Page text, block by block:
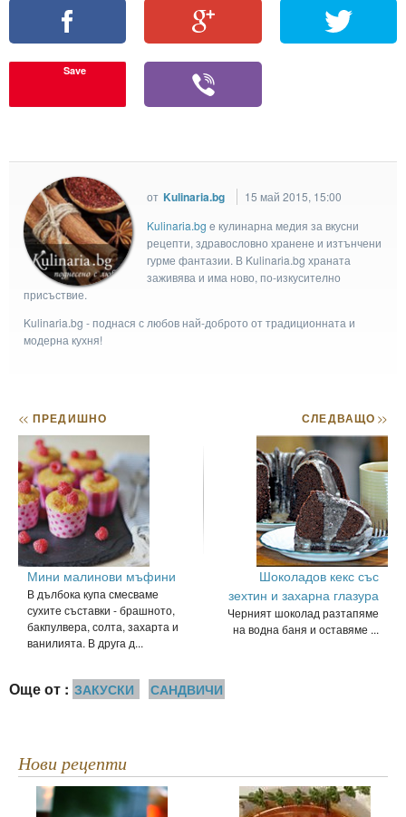
Save
от Kulinaria.bg
15 май 2015, 15:00
Kulinaria.bg e кулинарна медия за вкусни
рецепти, здравословно хранене и изтънчени
гурме фантазии. В Kulinaria.bg храната
заживява и има ново, по-изкусително
присъствие.
Kulinaria.bg - поднася с любов най-доброто от традиционната и
модерна кухня!
<< ПРЕДИШНО
Мини малинови мъфини
В дълбока купа смесваме
сухите съставки - брашното,
бакпулвера, солта, захарта и
ванилията. В друга д...
СЛЕДВАЩО>>
Шоколадов кекс със
зехтин и захарна глазура
Черният шоколад разтапяме
на водна баня и оставяме ...
Още от : ЗАКУСКИ САНДВИЧИ
Нови рецепти